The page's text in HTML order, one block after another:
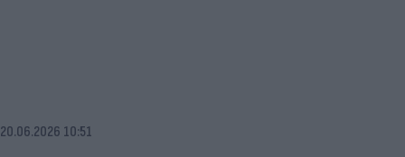
20.06.2026 10:51